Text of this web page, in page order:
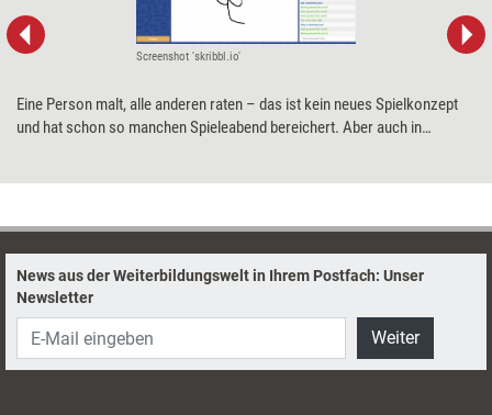
Screenshot 'skribbl.io'
Eine Person malt, alle anderen raten – das ist kein neues Spielkonzept
und hat schon so manchen Spieleabend bereichert. Aber auch in
News aus der Weiterbildungswelt in Ihrem Postfach: Unser
Newsletter
Weiter